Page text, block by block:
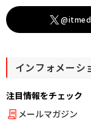
インフォメーシ
注目情報をチェック
メールマガジン